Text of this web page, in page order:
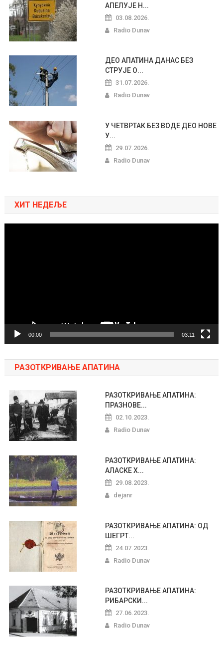
АПЕЛУЈЕ Н...
03.08.2026.
Radio Dunav
ДЕО АПАТИНА ДАНАС БЕЗ
СТРУЈЕ О...
31.07.2026.
Radio Dunav
У ЧЕТВРТАК БЕЗ ВОДЕ ДЕО НОВЕ
У...
29.07.2026.
Radio Dunav
ХИТ НЕДЕЉЕ
00:00 03:11
РАЗОТКРИВАЊЕ АПАТИНА
РАЗОТКРИВАЊЕ АПАТИНА:
ПРАЗНОВЕ...
02.10.2023.
Radio Dunav
РАЗОТКРИВАЊЕ АПАТИНА:
АЛАСКЕ Х...
29.08.2023.
dejanr
РАЗОТКРИВАЊЕ АПАТИНА: ОД
ШЕГРТ...
24.07.2023.
Radio Dunav
РАЗОТКРИВАЊЕ АПАТИНА:
РИБАРСКИ...
27.06.2023.
Radio Dunav